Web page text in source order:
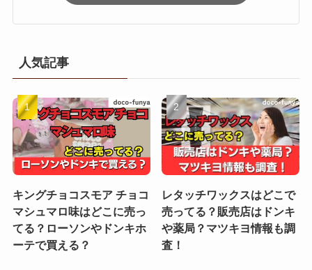
人気記事
キングチョコスモア チョコ
マシュマロ味はどこに売っ
てる？ローソンやドンキホ
ーテで買える？
レタッチワックスはどこで
売ってる？販売店はドンキ
や薬局？マツキヨ情報も調
査！